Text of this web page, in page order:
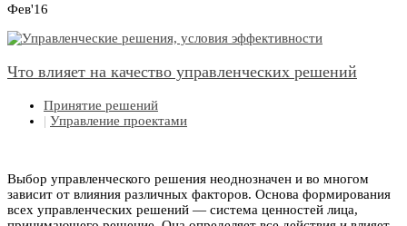
Фев'16
Что влияет на качество управленческих решений
Принятие решений
| Управление проектами
Выбор управленческого решения неоднозначен и во многом
зависит от влияния различных факторов. Основа формирования
всех управленческих решений — система ценностей лица,